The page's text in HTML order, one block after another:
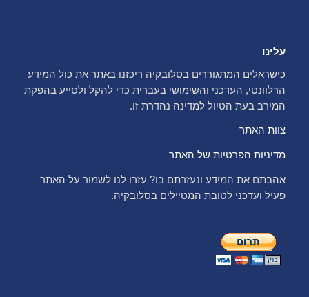
עלינו
כישראלים המתגוררים בסלובקיה ריכזנו באתר את כול המידע
הרלוונטי, העדכני והשימושי בעברית כדי להקל ולסייע בהפקת
המירב בעת הטיול למדינה נהדרת זו.
צוות האתר
מדיניות הפרטיות של האתר
אהבתם את המידע ונעזרתם בו? עזרו לנו לשמור על האתר
פעיל ועדכני לטובת המטיילים בסלובקיה.